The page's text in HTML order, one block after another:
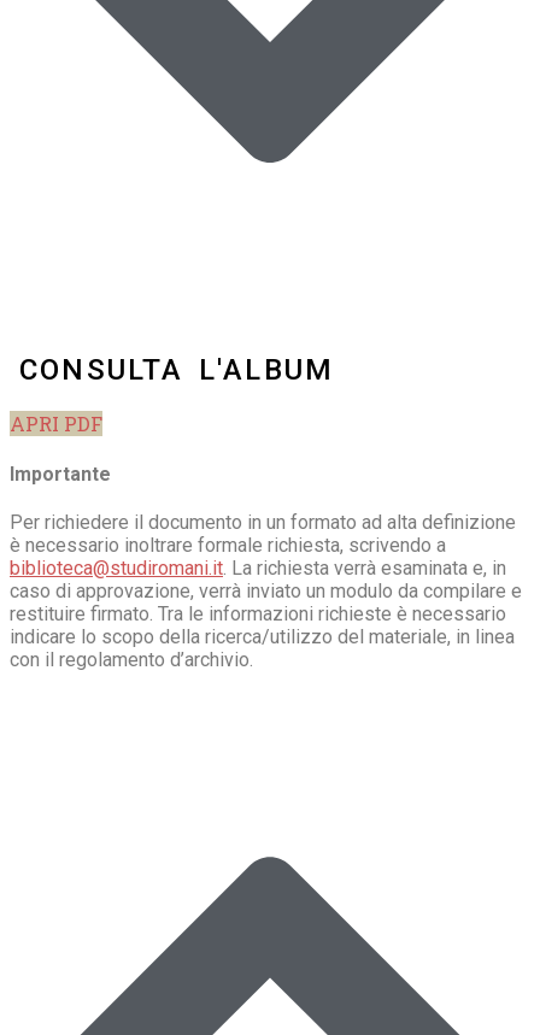
CONSULTA L'ALBUM
APRI PDF
Importante
Per richiedere il documento in un formato ad alta definizione
è necessario inoltrare formale richiesta, scrivendo a
biblioteca@studiromani.it. La richiesta verrà esaminata e, in
caso di approvazione, verrà inviato un modulo da compilare e
restituire firmato. Tra le informazioni richieste è necessario
indicare lo scopo della ricerca/utilizzo del materiale, in linea
con il regolamento d’archivio.